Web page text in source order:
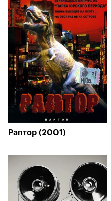
Раптор (2001)